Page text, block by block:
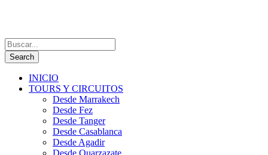
INICIO
TOURS Y CIRCUITOS
Desde Marrakech
Desde Fez
Desde Tanger
Desde Casablanca
Desde Agadir
Desde Ouarzazate